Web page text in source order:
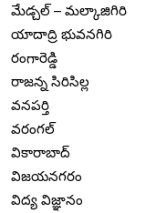
మేడ్చల్ – మల్కాజిగిరి
యాదాద్రి భువనగిరి
రంగారెడ్డి
రాజన్న సిరిసిల్ల
వనపర్తి
వరంగల్
వికారాబాద్
విజయనగరం
విద్య విజ్ఞానం